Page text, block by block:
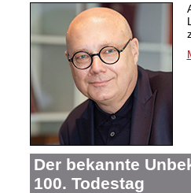
Der bekannte
100. Todestag